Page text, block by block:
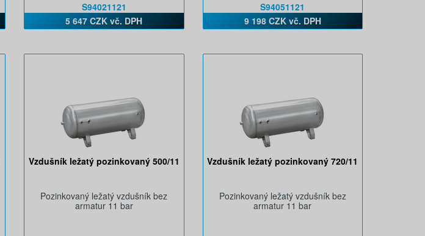
S94021121
5 647 CZK vč. DPH
S94051121
9 198 CZK vč. DPH
Vzdušník ležatý pozinkovaný 500/11
Pozinkovaný ležatý vzdušník bez
armatur 11 bar
Vzdušník ležatý pozinkovaný 720/11
Pozinkovaný ležatý vzdušník bez
armatur 11 bar